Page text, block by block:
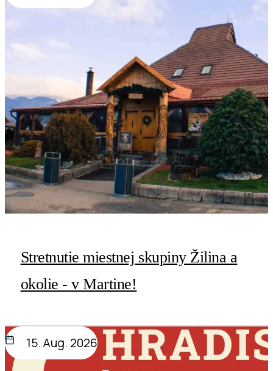
Stretnutie miestnej skupiny Žilina a
okolie - v Martine!
15. Aug. 2026